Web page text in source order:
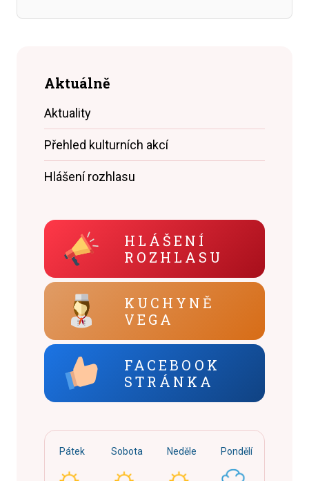
Aktuálně
Aktuality
Přehled kulturních akcí
Hlášení rozhlasu
HLÁŠENÍ
ROZHLASU
KUCHYNĚ
VEGA
FACEBOOK
STRÁNKA
Pátek Sobota Neděle Pondělí